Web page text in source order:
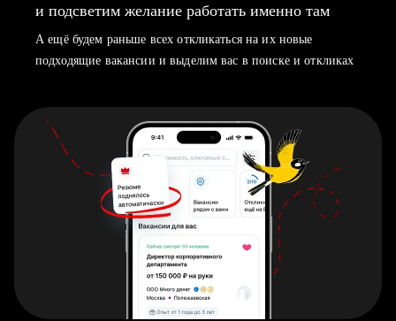
и подсветим желание работать именно там
А ещё будем раньше всех откликаться на их новые
подходящие вакансии и выделим вас в поиске и откликах